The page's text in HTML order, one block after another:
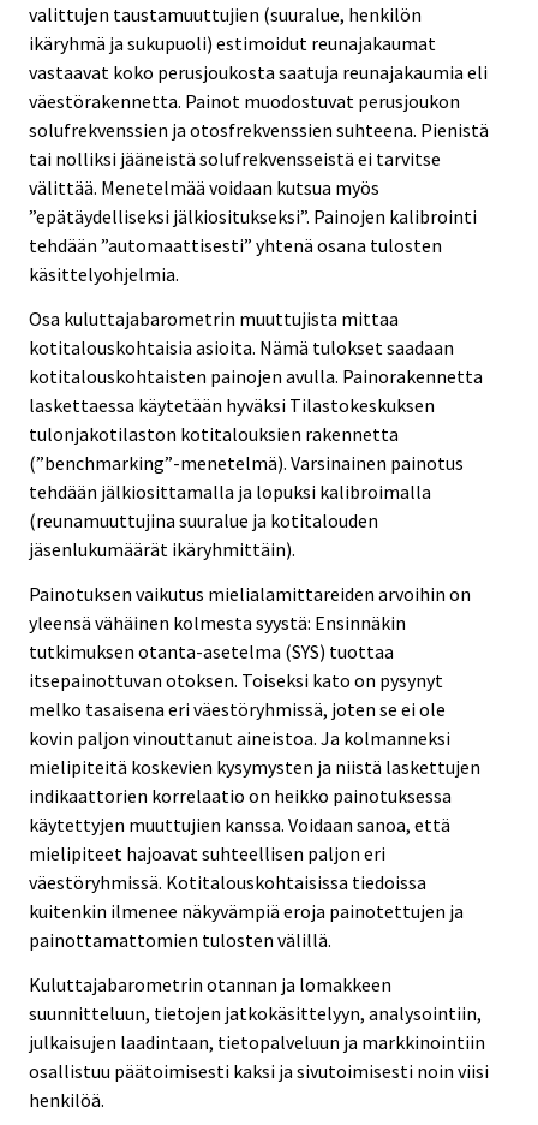
valittujen taustamuuttujien (suuralue, henkilön
ikäryhmä ja sukupuoli) estimoidut reunajakaumat
vastaavat koko perusjoukosta saatuja reunajakaumia eli
väestörakennetta. Painot muodostuvat perusjoukon
solufrekvenssien ja otosfrekvenssien suhteena. Pienistä
tai nolliksi jääneistä solufrekvensseistä ei tarvitse
välittää. Menetelmää voidaan kutsua myös
”epätäydelliseksi jälkiositukseksi”. Painojen kalibrointi
tehdään ”automaattisesti” yhtenä osana tulosten
käsittelyohjelmia.
Osa kuluttajabarometrin muuttujista mittaa
kotitalouskohtaisia asioita. Nämä tulokset saadaan
kotitalouskohtaisten painojen avulla. Painorakennetta
laskettaessa käytetään hyväksi Tilastokeskuksen
tulonjakotilaston kotitalouksien rakennetta
(”benchmarking”-menetelmä). Varsinainen painotus
tehdään jälkiosittamalla ja lopuksi kalibroimalla
(reunamuuttujina suuralue ja kotitalouden
jäsenlukumäärät ikäryhmittäin).
Painotuksen vaikutus mielialamittareiden arvoihin on
yleensä vähäinen kolmesta syystä: Ensinnäkin
tutkimuksen otanta-asetelma (SYS) tuottaa
itsepainottuvan otoksen. Toiseksi kato on pysynyt
melko tasaisena eri väestöryhmissä, joten se ei ole
kovin paljon vinouttanut aineistoa. Ja kolmanneksi
mielipiteitä koskevien kysymysten ja niistä laskettujen
indikaattorien korrelaatio on heikko painotuksessa
käytettyjen muuttujien kanssa. Voidaan sanoa, että
mielipiteet hajoavat suhteellisen paljon eri
väestöryhmissä. Kotitalouskohtaisissa tiedoissa
kuitenkin ilmenee näkyvämpiä eroja painotettujen ja
painottamattomien tulosten välillä.
Kuluttajabarometrin otannan ja lomakkeen
suunnitteluun, tietojen jatkokäsittelyyn, analysointiin,
julkaisujen laadintaan, tietopalveluun ja markkinointiin
osallistuu päätoimisesti kaksi ja sivutoimisesti noin viisi
henkilöä.